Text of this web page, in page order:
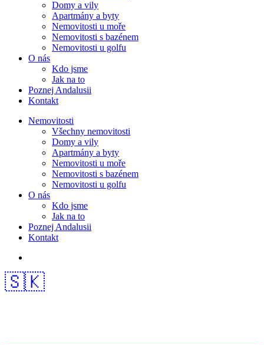
Domy a vily
Apartmány a byty
Nemovitosti u moře
Nemovitosti s bazénem
Nemovitosti u golfu
O nás
Kdo jsme
Jak na to
Poznej Andalusii
Kontakt
Nemovitosti
Všechny nemovitosti
Domy a vily
Apartmány a byty
Nemovitosti u moře
Nemovitosti s bazénem
Nemovitosti u golfu
O nás
Kdo jsme
Jak na to
Poznej Andalusii
Kontakt
🇸🇰